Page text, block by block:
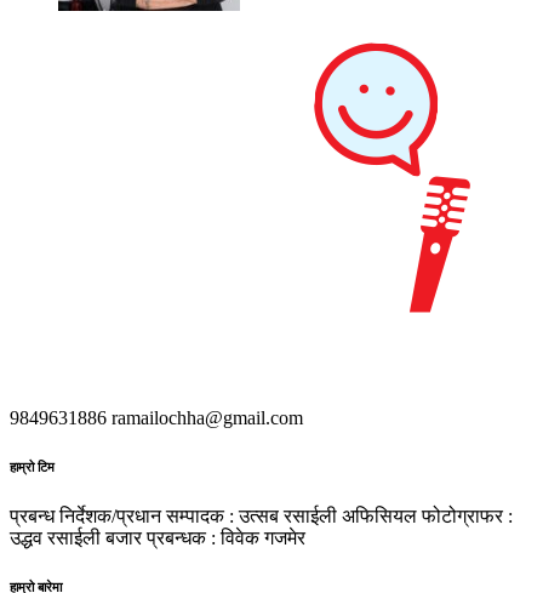
9849631886 ramailochha@gmail.com
हाम्रो टिम
प्रबन्ध निर्देशक/प्रधान सम्पादक : उत्सब रसाईली अफिसियल फोटोग्राफर :
उद्धव रसाईली बजार प्रबन्धक : विवेक गजमेर
हाम्रो बारेमा